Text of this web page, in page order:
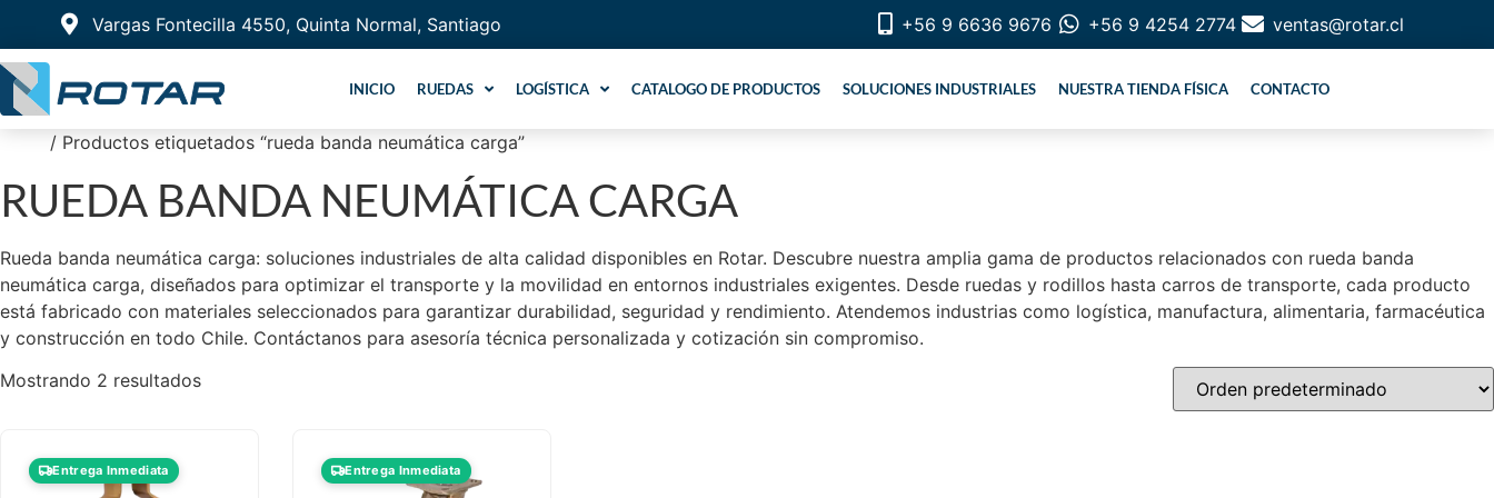
Vargas Fontecilla 4550, Quinta Normal, Santiago +56 9 6636 9676 +56 9 4254 2774 ventas@rotar.cl
INICIO RUEDAS LOGÍSTICA CATALOGO DE PRODUCTOS SOLUCIONES INDUSTRIALES NUESTRA TIENDA FÍSICA CONTACTO
/ Productos etiquetados “rueda banda neumática carga”
RUEDA BANDA NEUMÁTICA CARGA
Rueda banda neumática carga: soluciones industriales de alta calidad disponibles en Rotar. Descubre nuestra amplia gama de productos relacionados con rueda banda
neumática carga, diseñados para optimizar el transporte y la movilidad en entornos industriales exigentes. Desde ruedas y rodillos hasta carros de transporte, cada producto
está fabricado con materiales seleccionados para garantizar durabilidad, seguridad y rendimiento. Atendemos industrias como logística, manufactura, alimentaria, farmacéutica
y construcción en todo Chile. Contáctanos para asesoría técnica personalizada y cotización sin compromiso.
Mostrando 2 resultados
Entrega Inmediata Entrega Inmediata